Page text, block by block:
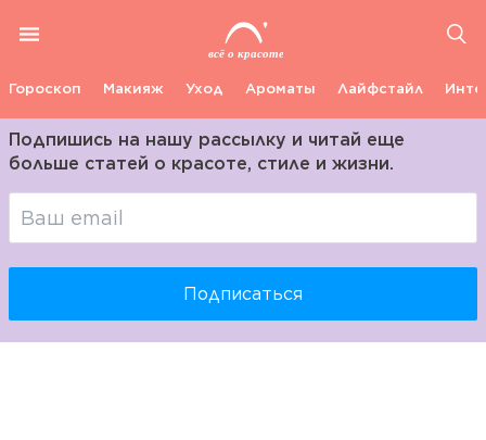
Гороскоп Макияж Уход Ароматы Лайфстайл
Подпишись на нашу рассылку и читай еще
больше статей о красоте, стиле и жизни.
Подписаться